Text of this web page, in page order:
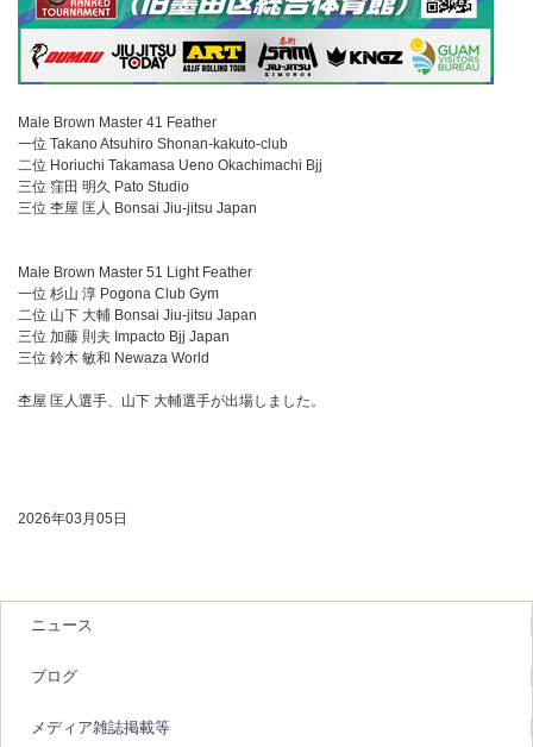
Male Brown Master 41 Feather
一位 Takano Atsuhiro Shonan-kakuto-club
二位 Horiuchi Takamasa Ueno Okachimachi Bjj
三位 窪田 明久 Pato Studio
三位 杢屋 匡人 Bonsai Jiu-jitsu Japan
Male Brown Master 51 Light Feather
一位 杉山 淳 Pogona Club Gym
二位 山下 大輔 Bonsai Jiu-jitsu Japan
三位 加藤 則夫 Impacto Bjj Japan
三位 鈴木 敏和 Newaza World
杢屋 匡人選手、山下 大輔選手が出場しました。
2026年03月05日
ニュース
ブログ
メディア雑誌掲載等